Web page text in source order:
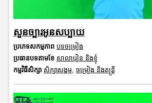
សួនច្បារអូនសប្បាយ
ប្រភេទសកម្មភាព បទចម្រៀង
ប្រធានបទតាមខែ សាលារៀន និងខ្ញុំ
កម្មវិធីសិក្សា សិក្សាសង្គម, ចម្រៀង និងតន្ត្រី